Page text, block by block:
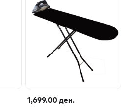
1,699.00 ден.